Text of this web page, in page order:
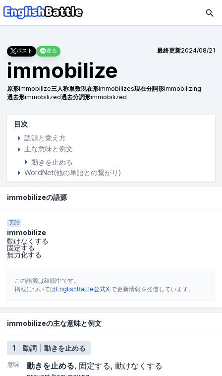
ポスト 送る 最終更新2024/08/21
immobilize
原形immobilize三人称単数現在形immobilizes現在分詞形immobilizing
過去形immobilized過去分詞形immobilized
目次
語源と覚え方
主な意味と例文
動きを止める
WordNet(他の単語との繋がり)
immobilizeの語源
英語
immobilize
動けなくする
固定する
無力化する
この語源は確認中です。
掲載についてはEnglishBattle公式X で更新情報を発信しています。
immobilizeの主な意味と例文
1 動詞 動きを止める
意味 動きを止める 固定する 動けなくする